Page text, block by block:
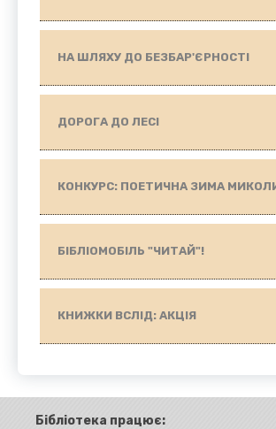
НА ШЛЯХУ ДО БЕЗБАР'ЄРНОСТІ
ДОРОГА ДО ЛЕСІ
КОНКУРС: ПОЕТИЧНА ЗИМА
БІБЛІОМОБІЛЬ "ЧИТАЙ"!
КНИЖКИ ВСЛІД: АКЦІЯ
Бібліотека працює: